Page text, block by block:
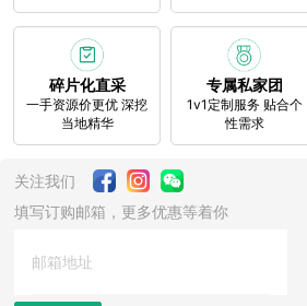
碎片化直采
一手资源价更优 深挖
当地精华
专属私家团
1v1定制服务 贴合个
性需求
关注我们
填写订购邮箱，更多优惠等着你